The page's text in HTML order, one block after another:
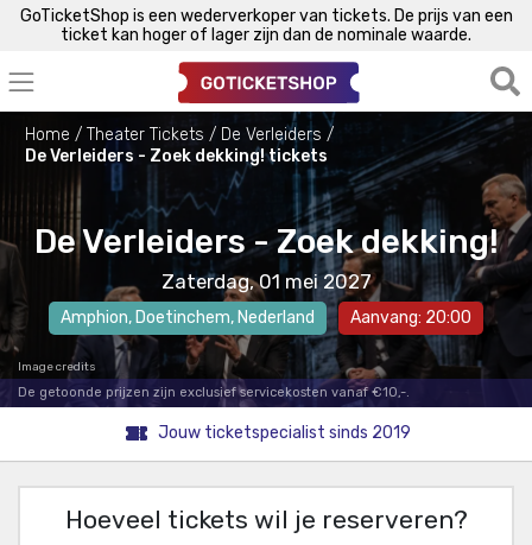
GoTicketShop is een wederverkoper van tickets. De prijs van een
ticket kan hoger of lager zijn dan de nominale waarde.
Home Theater Tickets
De Verleiders
De Verleiders - Zoek dekking! tickets
De Verleiders - Zoek dekking!
Zaterdag, 01 mei 2027
Amphion, Doetinchem, Nederland Aanvang: 20:00
Image credits
De getoonde prijzen zijn exclusief servicekosten vanaf €10,-.
Jouw ticketspecialist sinds 2019
Hoeveel tickets wil je reserveren?